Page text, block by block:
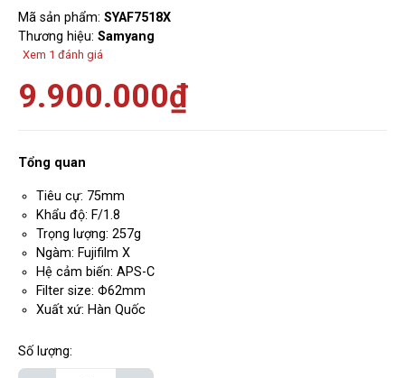
Mã sản phẩm: SYAF7518X
Thương hiệu: Samyang
Xem 1 đánh giá
9.900.000₫
Tổng quan
Tiêu cự: 75mm
Khẩu độ: F/1.8
Trọng lượng: 257g
Ngàm: Fujifilm X
Hệ cảm biến: APS-C
Filter size: Φ62mm
Xuất xứ: Hàn Quốc
Số lượng: